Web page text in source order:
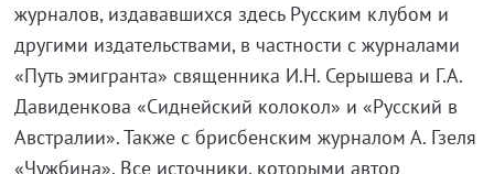
журналов, издававшихся здесь Русским клубом и
другими издательствами, в частности с журналами
«Путь эмигранта» священника И.Н. Серышева и Г.А.
Давиденкова «Сиднейский колокол» и «Русский в
Австралии». Также с брисбенским журналом А. Гзеля
«Чужбина». Все источники, которыми автор